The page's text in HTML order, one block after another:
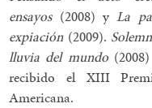
ensayos(2008) yLa
expiación(2009).
lluvia del mundo(2008)
recibido el XIII
Americana.